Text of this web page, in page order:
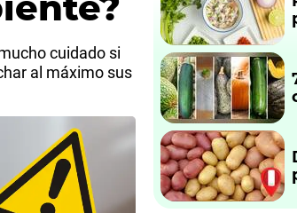
cuidado si
al máximo sus